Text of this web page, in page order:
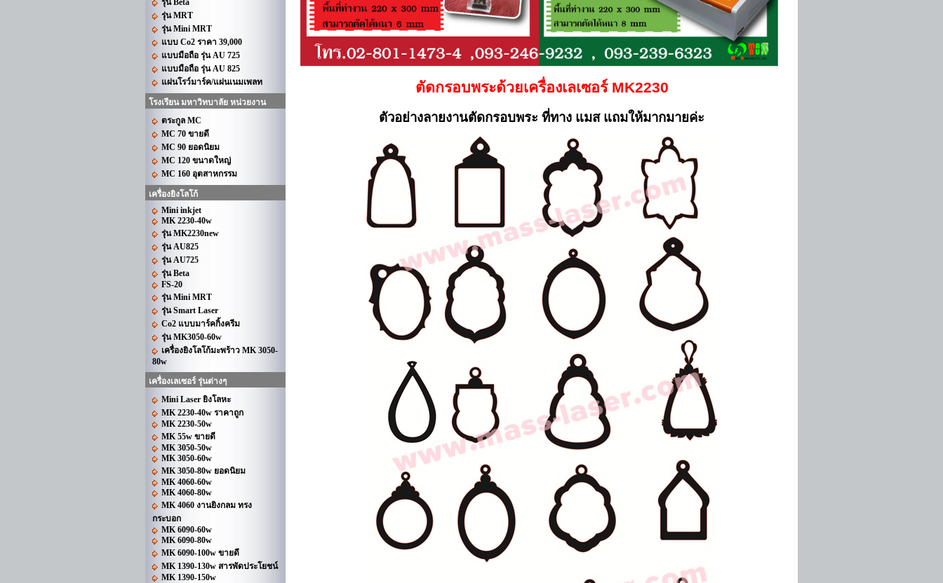
รุ่น Beta
รุ่น MRT
รุ่น Mini MRT
แบบ Co2 ราคา 39,000
แบบมือถือ รุ่น AU 725
แบบมือถือ รุ่น AU 825
แผ่นโรว์มาร์ค/แผ่นเนมเพลท
โรงเรียน มหาวิทบาลัย หน่วยงาน
ตระกูล MC
MC 70 ขายดี
MC 90 ยอดนิยม
MC 120 ขนาดใหญ่
MC 160 อุตสาหกรรม
เครื่องยิงโลโก้
Mini inkjet
MK 2230-40w
รุ่น MK2230new
รุ่น AU825
รุ่น AU725
รุ่น Beta
FS-20
รุ่น Mini MRT
รุ่น Smart Laser
Co2 แบบมาร์คกิ้งครีม
รุ่น MK3050-60w
เครื่องยิงโลโก้มะพร้าว MK 3050-
80w
เครื่องเลเซอร์ รุ่นต่างๆ
Mini Laser ยิงโลหะ
MK 2230-40w ราคาถูก
MK 2230-50w
MK 55w ขายดี
MK 3050-50w
MK 3050-60w
MK 3050-80w ยอดนิยม
MK 4060-60w
MK 4060-80w
MK 4060 งานยิงกลม ทรง
กระบอก
MK 6090-60w
MK 6090-80w
MK 6090-100w ขายดี
MK 1390-130w สารพัดประโยชน์
MK 1390-150w
ตัดกรอบพระด้วยเครื่องเลเซอร์ MK2230
ตัวอย่างลายงานตัดกรอบพระ ที่ทาง แมส แถมให้มากมายค่ะ